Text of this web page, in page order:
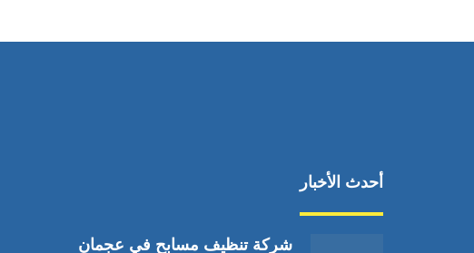
أحدث الأخبار
شركة تنظيف مسابح في عجمان